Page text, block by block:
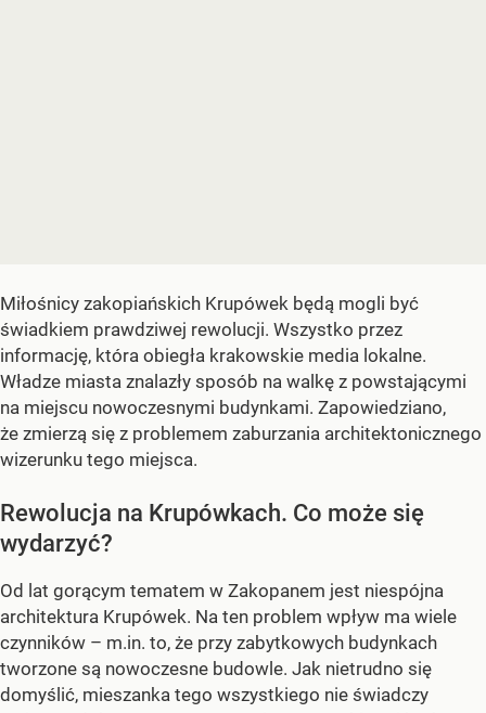
Miłośnicy zakopiańskich Krupówek będą mogli być
świadkiem prawdziwej rewolucji. Wszystko przez
informację, która obiegła krakowskie media lokalne.
Władze miasta znalazły sposób na walkę z powstającymi
na miejscu nowoczesnymi budynkami. Zapowiedziano,
że zmierzą się z problemem zaburzania architektonicznego
wizerunku tego miejsca.
Rewolucja na Krupówkach. Co może się
wydarzyć?
Od lat gorącym tematem w Zakopanem jest niespójna
architektura Krupówek. Na ten problem wpływ ma wiele
czynników – m.in. to, że przy zabytkowych budynkach
tworzone są nowoczesne budowle. Jak nietrudno się
domyślić, mieszanka tego wszystkiego nie świadczy